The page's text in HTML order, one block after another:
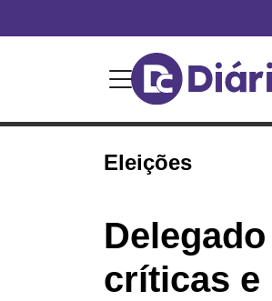
Eleições
críticas e